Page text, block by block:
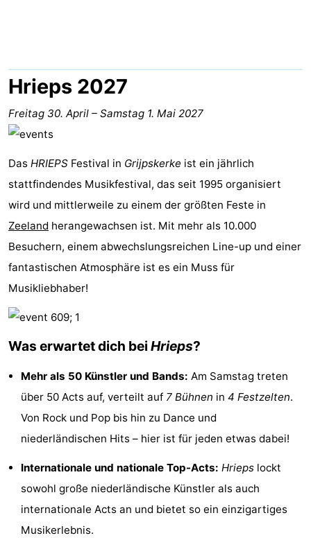
Wijngaerde
Ferienhäuser
-
Buitenhof
Domburg
Westhove
Hotels
Zimmer
(mit
Lastminutes
tun
Museen
Denkmäler
Leuchtturme
Aussichtspunkte
Attraktionen
Hrieps 2027
Freitag 30. April – Samstag 1. Mai 2027
Das HRIEPS Festival in Grijpskerke ist ein jährlich
stattfindendes Musikfestival, das seit 1995 organisiert
wird und mittlerweile zu einem der größten Feste in
Zeeland herangewachsen ist. Mit mehr als 10.000
Besuchern, einem abwechslungsreichen Line-up und einer
fantastischen Atmosphäre ist es ein Muss für
Musikliebhaber!
Was erwartet dich bei Hrieps?
Mehr als 50 Künstler und Bands: Am Samstag treten
über 50 Acts auf, verteilt auf 7 Bühnen in 4 Festzelten.
Von Rock und Pop bis hin zu Dance und
niederländischen Hits – hier ist für jeden etwas dabei!
Internationale und nationale Top-Acts: Hrieps lockt
sowohl große niederländische Künstler als auch
internationale Acts an und bietet so ein einzigartiges
Musikerlebnis.